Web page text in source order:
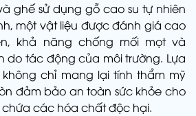
ghế sử dụng gỗ cao su tự nhiên
một vật liệu được đánh giá cao
khả năng chống mối mọt và
do tác động của môi trường. Lựa
chỉ mang lại tính thẩm mỹ
đảm bảo an toàn sức khỏe cho
chứa các hóa chất độc hại.